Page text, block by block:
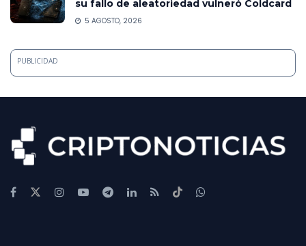
su fallo de aleatoriedad vulneró Coldcard
5 AGOSTO, 2026
PUBLICIDAD